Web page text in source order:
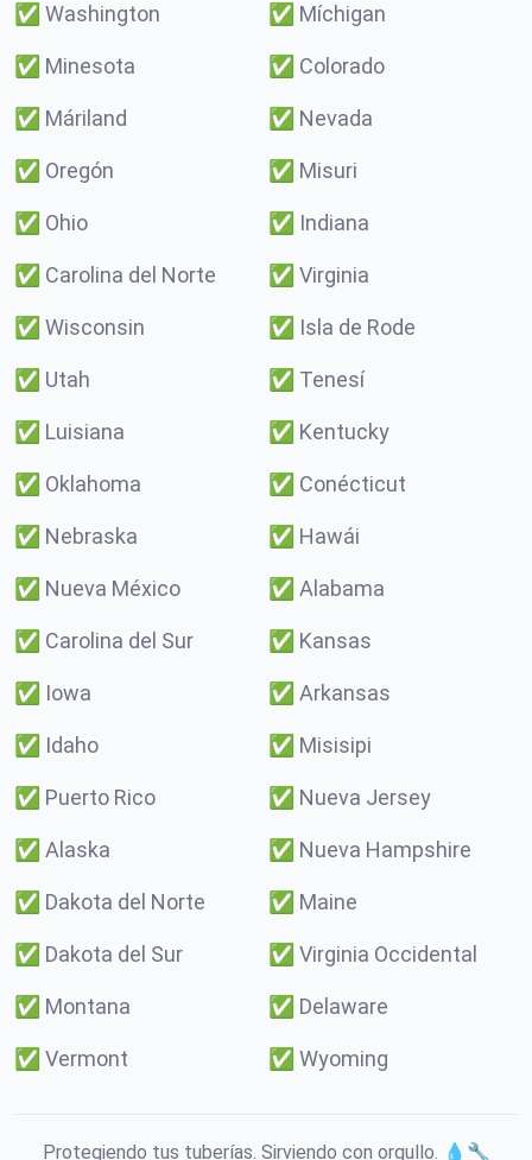
✅ Washington ✅ Míchigan
✅ Minesota ✅ Colorado
✅ Máriland ✅ Nevada
✅ Oregón ✅ Misuri
✅ Ohio ✅ Indiana
✅ Carolina del Norte ✅ Virginia
✅ Wisconsin ✅ Isla de Rode
✅ Utah ✅ Tenesí
✅ Luisiana ✅ Kentucky
✅ Oklahoma ✅ Conécticut
✅ Nebraska ✅ Hawái
✅ Nueva México ✅ Alabama
✅ Carolina del Sur ✅ Kansas
✅ Iowa ✅ Arkansas
✅ Idaho ✅ Misisipi
✅ Puerto Rico ✅ Nueva Jersey
✅ Alaska ✅ Nueva Hampshire
✅ Dakota del Norte ✅ Maine
✅ Dakota del Sur ✅ Virginia Occidental
✅ Montana ✅ Delaware
✅ Vermont ✅ Wyoming
Protegiendo tus tuberías. Sirviendo con orgullo. 💧🔧